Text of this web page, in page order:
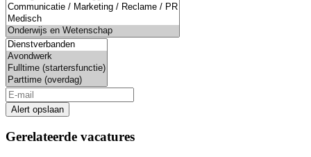
Alert opslaan
Gerelateerde vacatures